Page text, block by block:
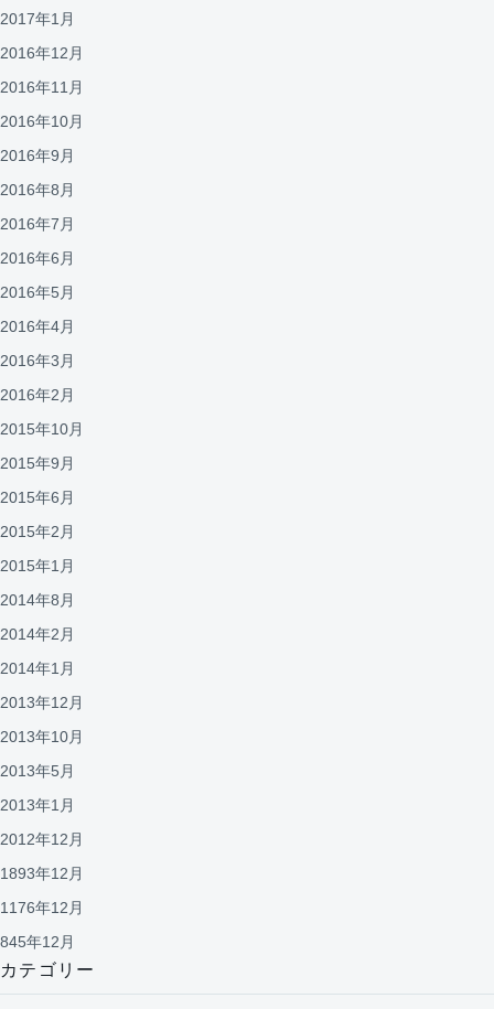
2017年1月
2016年12月
2016年11月
2016年10月
2016年9月
2016年8月
2016年7月
2016年6月
2016年5月
2016年4月
2016年3月
2016年2月
2015年10月
2015年9月
2015年6月
2015年2月
2015年1月
2014年8月
2014年2月
2014年1月
2013年12月
2013年10月
2013年5月
2013年1月
2012年12月
1893年12月
1176年12月
845年12月
カテゴリー